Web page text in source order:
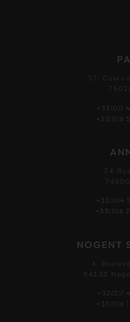
37, Cours
+33(0)1
+33(0)6
24
+33(0)4
+33(0)6
NOGENT
4,
94130
+33(0)1
+33(0)6